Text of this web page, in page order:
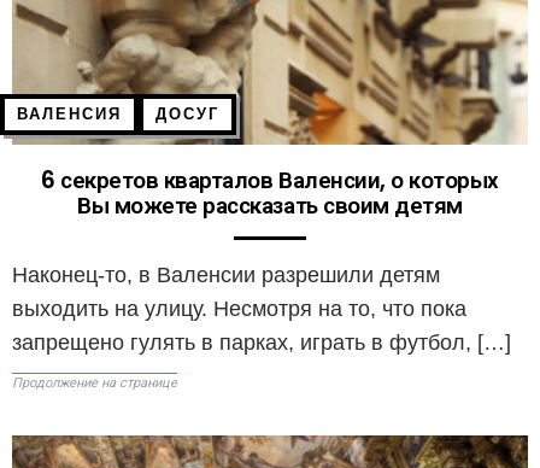
ВАЛЕНСИЯ ДОСУГ
6 секретов кварталов Валенсии, о которых
Вы можете рассказать своим детям
Наконец-то, в Валенсии разрешили детям
выходить на улицу. Несмотря на то, что пока
запрещено гулять в парках, играть в футбол, […]
Продолжение на странице